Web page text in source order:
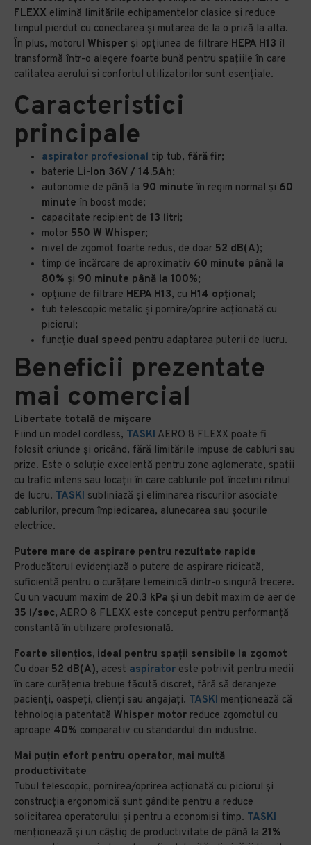
FLEXX elimină limitările echipamentelor clasice și reduce
timpul pierdut cu conectarea și mutarea de la o priză la alta.
În plus, motorul Whisper și opțiunea de filtrare HEPA H13 îl
transformă într-o alegere foarte bună pentru spațiile în care
calitatea aerului și confortul utilizatorilor sunt esențiale.
Caracteristici
principale
aspirator profesional tip tub, fără fir;
baterie Li-Ion 36V / 14.5Ah;
autonomie de până la 90 minute în regim normal și 60
minute în boost mode;
capacitate recipient de 13 litri;
motor 550 W Whisper;
nivel de zgomot foarte redus, de doar 52 dB(A);
timp de încărcare de aproximativ 60 minute până la
80% și 90 minute până la 100%;
opțiune de filtrare HEPA H13, cu H14 opțional;
tub telescopic metalic și pornire/oprire acționată cu
piciorul;
funcție dual speed pentru adaptarea puterii de lucru.
Beneficii prezentate
mai comercial
Libertate totală de mișcare
Fiind un model cordless, TASKI AERO 8 FLEXX poate fi
folosit oriunde și oricând, fără limitările impuse de cabluri sau
prize. Este o soluție excelentă pentru zone aglomerate, spații
cu trafic intens sau locații în care cablurile pot încetini ritmul
de lucru. TASKI subliniază și eliminarea riscurilor asociate
cablurilor, precum împiedicarea, alunecarea sau șocurile
electrice.
Putere mare de aspirare pentru rezultate rapide
Producătorul evidențiază o putere de aspirare ridicată,
suficientă pentru o curățare temeinică dintr-o singură trecere.
Cu un vacuum maxim de 20.3 kPa și un debit maxim de aer de
35 l/sec, AERO 8 FLEXX este conceput pentru performanță
constantă în utilizare profesională.
Foarte silențios, ideal pentru spații sensibile la zgomot
Cu doar 52 dB(A), acest aspirator este potrivit pentru medii
în care curățenia trebuie făcută discret, fără să deranjeze
pacienți, oaspeți, clienți sau angajați. TASKI menționează că
tehnologia patentată Whisper motor reduce zgomotul cu
aproape 40% comparativ cu standardul din industrie.
Mai puțin efort pentru operator, mai multă
productivitate
Tubul telescopic, pornirea/oprirea acționată cu piciorul și
construcția ergonomică sunt gândite pentru a reduce
solicitarea operatorului și pentru a economisi timp. TASKI
menționează și un câștig de productivitate de până la 21%